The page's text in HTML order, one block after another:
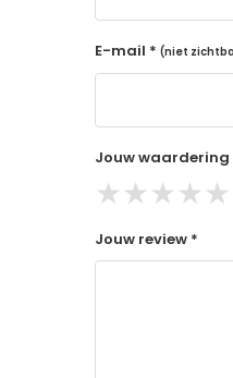
E-mail * (niet
Jouw waardering
★★★★★
Jouw review *